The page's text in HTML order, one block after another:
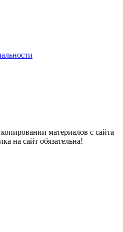
материалов с сайта
на сайт обязательна!